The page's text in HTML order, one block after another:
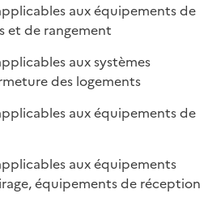
aux équipements de
et de rangement
aux systèmes
des logements
aux équipements de
aux équipements
équipements de réception